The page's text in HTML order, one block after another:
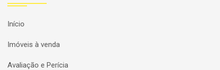
Início
Imóveis à venda
Avaliação e Perícia